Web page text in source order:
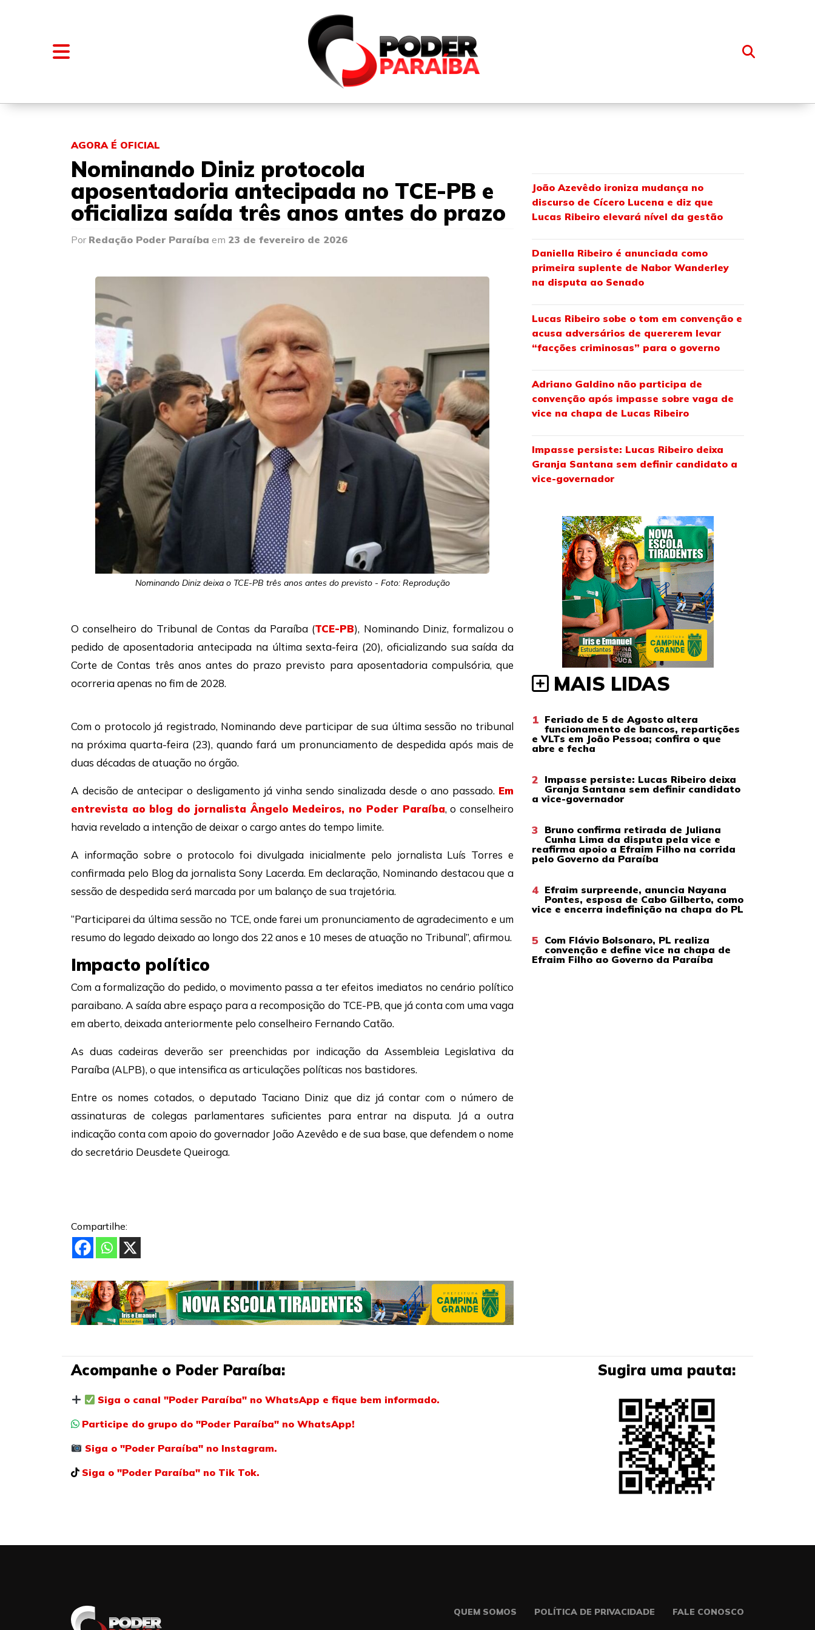
FALE CONOSCO
AGORA É OFICIAL
Nominando Diniz protocola
aposentadoria antecipada no TCE-PB e
oficializa saída três anos antes do prazo
Por Redação Poder Paraíba em 23 de fevereiro de 2026
Nominando Diniz deixa o TCE-PB três anos antes do previsto - Foto: Reprodução
O conselheiro do Tribunal de Contas da Paraíba (TCE-PB), Nominando Diniz, formalizou o
pedido de aposentadoria antecipada na última sexta-feira (20), oficializando sua saída da
Corte de Contas três anos antes do prazo previsto para aposentadoria compulsória, que
ocorreria apenas no fim de 2028.
Com o protocolo já registrado, Nominando deve participar de sua última sessão no tribunal
na próxima quarta-feira (23), quando fará um pronunciamento de despedida após mais de
duas décadas de atuação no órgão.
A decisão de antecipar o desligamento já vinha sendo sinalizada desde o ano passado. Em
entrevista ao blog do jornalista Ângelo Medeiros, no Poder Paraíba, o conselheiro
havia revelado a intenção de deixar o cargo antes do tempo limite.
A informação sobre o protocolo foi divulgada inicialmente pelo jornalista Luís Torres e
confirmada pelo Blog da jornalista Sony Lacerda. Em declaração, Nominando destacou que a
sessão de despedida será marcada por um balanço de sua trajetória.
“Participarei da última sessão no TCE, onde farei um pronunciamento de agradecimento e um
resumo do legado deixado ao longo dos 22 anos e 10 meses de atuação no Tribunal”, afirmou.
Impacto político
Com a formalização do pedido, o movimento passa a ter efeitos imediatos no cenário político
paraibano. A saída abre espaço para a recomposição do TCE-PB, que já conta com uma vaga
em aberto, deixada anteriormente pelo conselheiro Fernando Catão.
As duas cadeiras deverão ser preenchidas por indicação da Assembleia Legislativa da
Paraíba (ALPB), o que intensifica as articulações políticas nos bastidores.
Entre os nomes cotados, o deputado Taciano Diniz que diz já contar com o número de
assinaturas de colegas parlamentares suficientes para entrar na disputa. Já a outra
indicação conta com apoio do governador João Azevêdo e de sua base, que defendem o nome
do secretário Deusdete Queiroga.
Compartilhe:
João Azevêdo ironiza mudança no
discurso de Cícero Lucena e diz que
Lucas Ribeiro elevará nível da gestão
Daniella Ribeiro é anunciada como
primeira suplente de Nabor Wanderley
na disputa ao Senado
Lucas Ribeiro sobe o tom em convenção e
acusa adversários de quererem levar
“facções criminosas” para o governo
Adriano Galdino não participa de
convenção após impasse sobre vaga de
vice na chapa de Lucas Ribeiro
Impasse persiste: Lucas Ribeiro deixa
Granja Santana sem definir candidato a
vice-governador
MAIS LIDAS
1 Feriado de 5 de Agosto altera
funcionamento de bancos, repartições
e VLTs em João Pessoa; confira o que
abre e fecha
2 Impasse persiste: Lucas Ribeiro deixa
Granja Santana sem definir candidato
a vice-governador
3 Bruno confirma retirada de Juliana
Cunha Lima da disputa pela vice e
reafirma apoio a Efraim Filho na corrida
pelo Governo da Paraíba
4 Efraim surpreende, anuncia Nayana
Pontes, esposa de Cabo Gilberto, como
vice e encerra indefinição na chapa do PL
5 Com Flávio Bolsonaro, PL realiza
convenção e define vice na chapa de
Efraim Filho ao Governo da Paraíba
Acompanhe o Poder Paraíba:
Siga o canal "Poder Paraíba" no WhatsApp e fique bem informado.
Participe do grupo do "Poder Paraíba" no WhatsApp!
Siga o "Poder Paraíba" no Instagram.
Siga o "Poder Paraíba" no Tik Tok.
Sugira uma pauta:
QUEM SOMOS POLÍTICA DE PRIVACIDADE FALE CONOSCO